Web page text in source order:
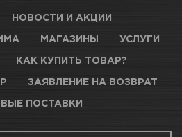
Хмельницкого, 1/1
НОВОСТИ И АКЦИИ
МАГАЗИНЫ УСЛУГИ
КАК КУПИТЬ ТОВАР?
ЗАЯВЛЕНИЕ НА ВОЗВРАТ
ПОСТАВКИ